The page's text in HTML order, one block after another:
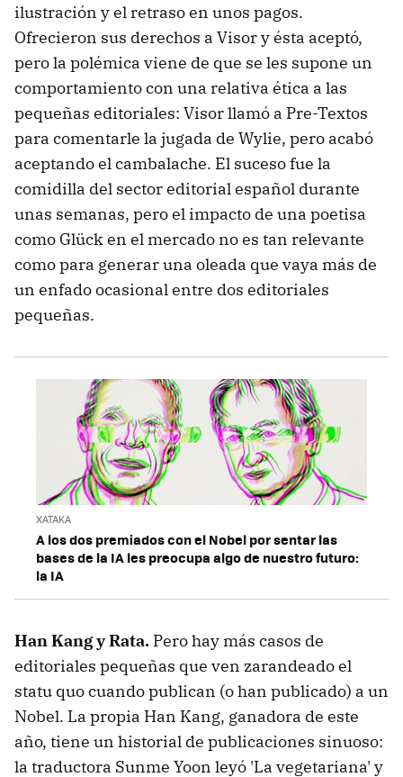
ilustración y el retraso en unos pagos.
Ofrecieron sus derechos a Visor y ésta aceptó,
pero la polémica viene de que se les supone un
comportamiento con una relativa ética a las
pequeñas editoriales: Visor llamó a Pre-Textos
para comentarle la jugada de Wylie, pero acabó
aceptando el cambalache. El suceso fue la
comidilla del sector editorial español durante
unas semanas, pero el impacto de una poetisa
como Glück en el mercado no es tan relevante
como para generar una oleada que vaya más de
un enfado ocasional entre dos editoriales
pequeñas.
XATAKA
A los dos premiados con el Nobel por sentar las
bases de la IA les preocupa algo de nuestro futuro:
la IA
Han Kang y Rata. Pero hay más casos de
editoriales pequeñas que ven zarandeado el
statu quo cuando publican (o han publicado) a un
Nobel. La propia Han Kang, ganadora de este
año, tiene un historial de publicaciones sinuoso:
la traductora Sunme Yoon leyó 'La vegetariana' y